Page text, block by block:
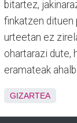
bitartez,
finkatzen dituen
urteetan ez
ohartarazi dute,
eramateak
GIZARTEA